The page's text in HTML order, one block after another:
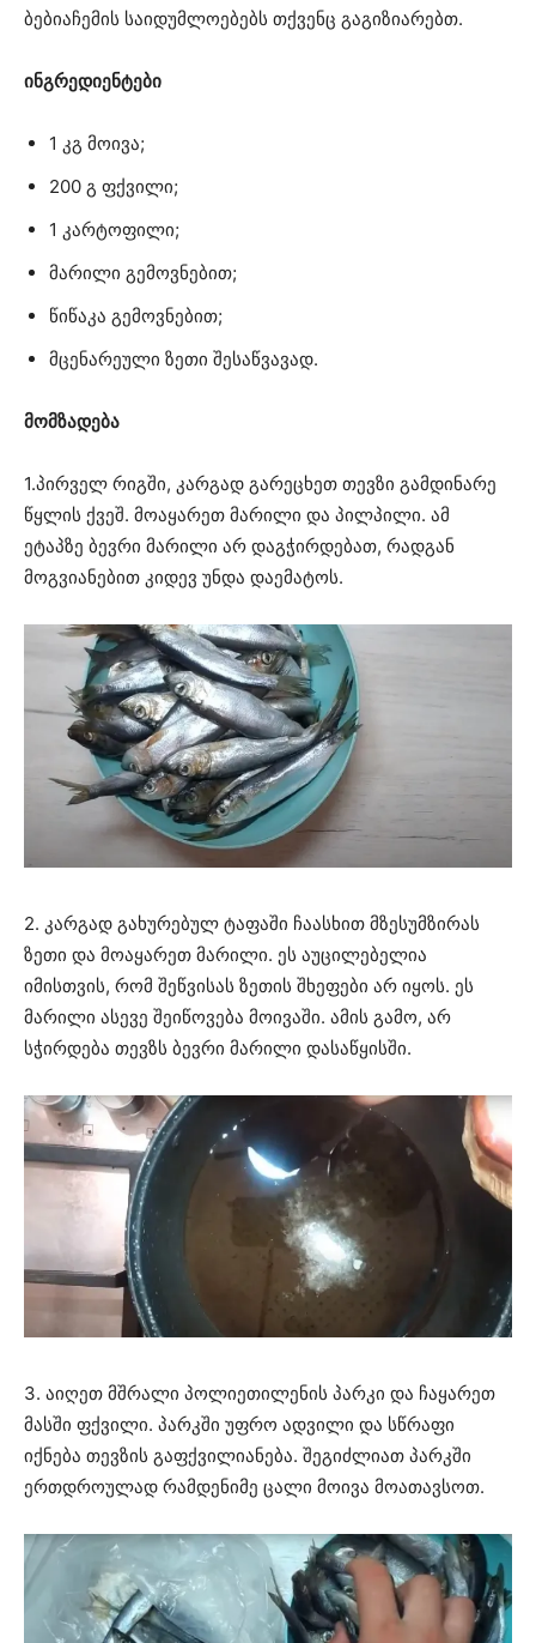
ბებიაჩემის საიდუმლოებებს თქვენც გაგიზიარებთ.
ინგრედიენტები
1 კგ მოივა;
200 გ ფქვილი;
1 კარტოფილი;
მარილი გემოვნებით;
წიწაკა გემოვნებით;
მცენარეული ზეთი შესაწვავად.
მომზადება
1.პირველ რიგში, კარგად გარეცხეთ თევზი გამდინარე
წყლის ქვეშ. მოაყარეთ მარილი და პილპილი. ამ
ეტაპზე ბევრი მარილი არ დაგჭირდებათ, რადგან
მოგვიანებით კიდევ უნდა დაემატოს.
2. კარგად გახურებულ ტაფაში ჩაასხით მზესუმზირას
ზეთი და მოაყარეთ მარილი. ეს აუცილებელია
იმისთვის, რომ შეწვისას ზეთის შხეფები არ იყოს. ეს
მარილი ასევე შეიწოვება მოივაში. ამის გამო, არ
სჭირდება თევზს ბევრი მარილი დასაწყისში.
3. აიღეთ მშრალი პოლიეთილენის პარკი და ჩაყარეთ
მასში ფქვილი. პარკში უფრო ადვილი და სწრაფი
იქნება თევზის გაფქვილიანება. შეგიძლიათ პარკში
ერთდროულად რამდენიმე ცალი მოივა მოათავსოთ.